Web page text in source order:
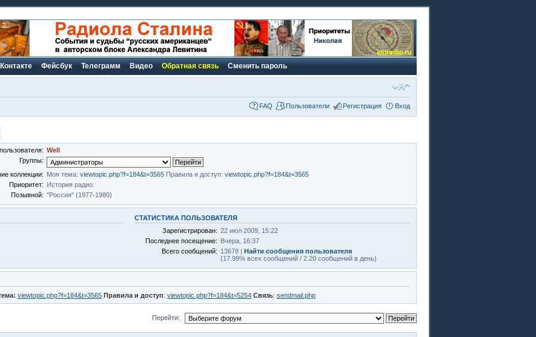
Фейсбук Телеграмм Видео Обратная связь Сменить пароль
FAQ Пользователи Регистрация Вход
Well
Группы:
коллекции: Моя тема: viewtopic.php?f=184&t=3565Правила и доступ: viewtopic.php?f=184&t=3565
Приоритет: История радио.
Позывной: "Россия" (1977-1980)
СТАТИСТИКА ПОЛЬЗОВАТЕЛЯ
Зарегистрирован: 22 июл 2009, 15:22
Последнее посещение: Вчера, 16:37
Всего сообщений: 13678 | Найти сообщения пользователя
(17.99% всех сообщений / 2.20 сообщений в день)
viewtopic.php?f=184&t=3565 Правила и доступ: viewtopic.php?f=184&t=5254 Связь: sendmail.php
Перейти: